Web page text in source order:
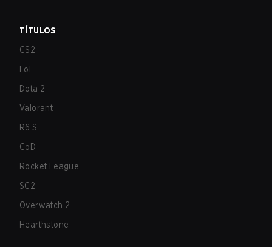
TÍTULOS
CS2
LoL
Dota 2
Valorant
R6:S
CoD
Rocket League
SC2
Overwatch 2
Hearthstone